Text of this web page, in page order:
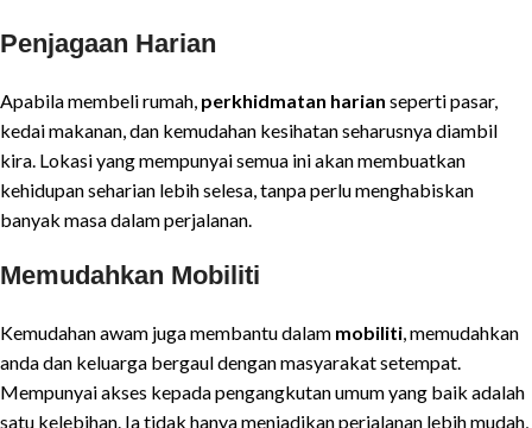
Penjagaan Harian
Apabila membeli rumah, perkhidmatan harian seperti pasar,
kedai makanan, dan kemudahan kesihatan seharusnya diambil
kira. Lokasi yang mempunyai semua ini akan membuatkan
kehidupan seharian lebih selesa, tanpa perlu menghabiskan
banyak masa dalam perjalanan.
Memudahkan Mobiliti
Kemudahan awam juga membantu dalam mobiliti , memudahkan
anda dan keluarga bergaul dengan masyarakat setempat.
Mempunyai akses kepada pengangkutan umum yang baik adalah
satu kelebihan. Ia tidak hanya menjadikan perjalanan lebih mudah,